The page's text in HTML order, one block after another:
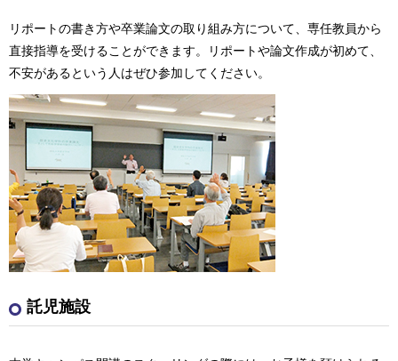
リポートの書き方や卒業論文の取り組み方について、専任教員から
直接指導を受けることができます。リポートや論文作成が初めて、
不安があるという人はぜひ参加してください。
託児施設